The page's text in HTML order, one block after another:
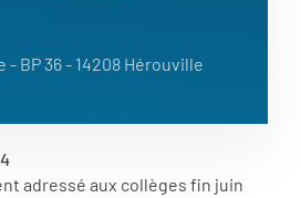
- BP 36 - 14208 Hérouville
adressé aux collèges fin juin